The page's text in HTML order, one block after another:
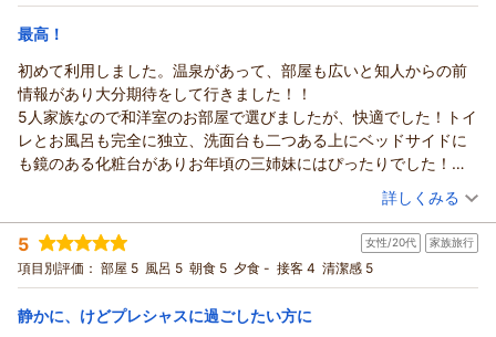
下まで水が来ており、このままでは利用できないのは当然です。
夜の22時を既に回っており、家族もゆっくりしたい中での対応と
なり、クタクタでした。子供もアイスを食べていましたが、部屋
を変えるために、破棄せざるを得ない状況でした。荷物をまと
め、部屋を移りましたが、その後の説明はありませんでした。チ
ェックアウト時も何事もなかった様に対応を終わりました。ディ
い雰囲気を壊したくなく、その場では言いませんでしたが、あま
り気持ちの良い対応ではなかったと振り返ります。家族も自分た
ちの不注意で溢れさせたと思っていたため、気が動転して楽しい
思い出も薄れてしまい、残念な気持ちになりました。お気に入り
初めての経験だったのでお伝えさせていただきました。
り）
和洋室 食事なし
宿泊価格帯：
最高！
初めて利用しました。温泉があって、部屋も広いと知人からの前
情報があり大分期待をして行きました！！
5人家族なので和洋室のお部屋で選びましたが、快適でした！トイ
レとお風呂も完全に独立、洗面台も二つある上にベッドサイドに
も鏡のある化粧台がありお年頃の三姉妹にはぴったりでした！
閉園までパークで過ごしてシャトルバスでホテルへ。一度パーク
を出て16時ごろにチェックインを済ませました。荷物を軽くして
再度パークへ。行きも帰りもシャトルバスの時間が適度にありそ
んなに待たなくても大丈夫でした。閉園前後は大浴場も混み合っ
てたので夜は部屋のお風呂に入りました。浴槽も洗い場も広くて
か、水圧もかなりありすぐお湯も溜まりました！
（投稿日：2026/08/03）
宿泊時期： 2026年08月宿泊 (家族旅行)
投稿者： ゆうくんさん
宿泊プラン： エミオン☆シンプルステイ（朝食付き） 和洋室
宿泊価格帯： 11,001～12,000円(大人一人あたり/税込)
詳しくみる
5 女性/20代 家族旅行
項目別評価： 部屋 5 風呂 5 朝食 5 夕食 - 接客 4 清潔感 5
静かに、けどプレシャスに過ごしたい方に